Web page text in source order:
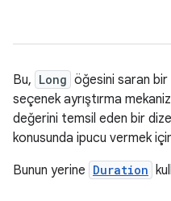
Bu, Long öğesini saran
seçenek ayrıştırma
değerini temsil eden bir
konusunda ipucu vermek için
Bunun yerine Duration